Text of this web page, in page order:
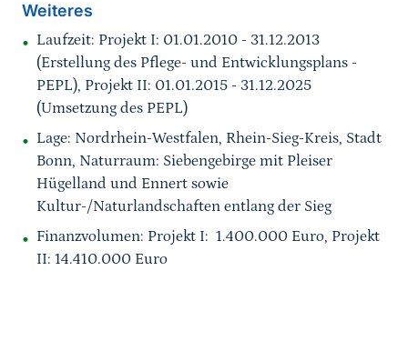
Weiteres
Laufzeit: Projekt I: 01.01.2010 - 31.12.2013
(Erstellung des Pflege- und Entwicklungsplans -
PEPL), Projekt II: 01.01.2015 - 31.12.2025
(Umsetzung des PEPL)
Lage: Nordrhein-Westfalen, Rhein-Sieg-Kreis, Stadt
Bonn, Naturraum: Siebengebirge mit Pleiser
Hügelland und Ennert sowie
Kultur-/Naturlandschaften entlang der Sieg
Finanzvolumen: Projekt I: 1.400.000 Euro, Projekt
II: 14.410.000 Euro